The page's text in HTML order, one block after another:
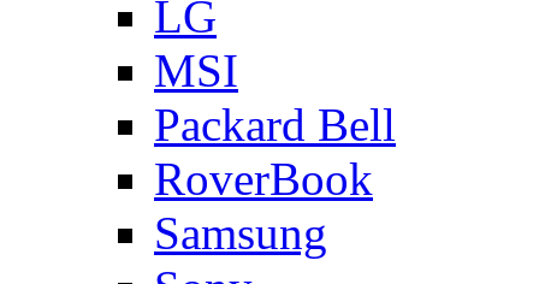
LG
MSI
Packard Bell
RoverBook
Samsung